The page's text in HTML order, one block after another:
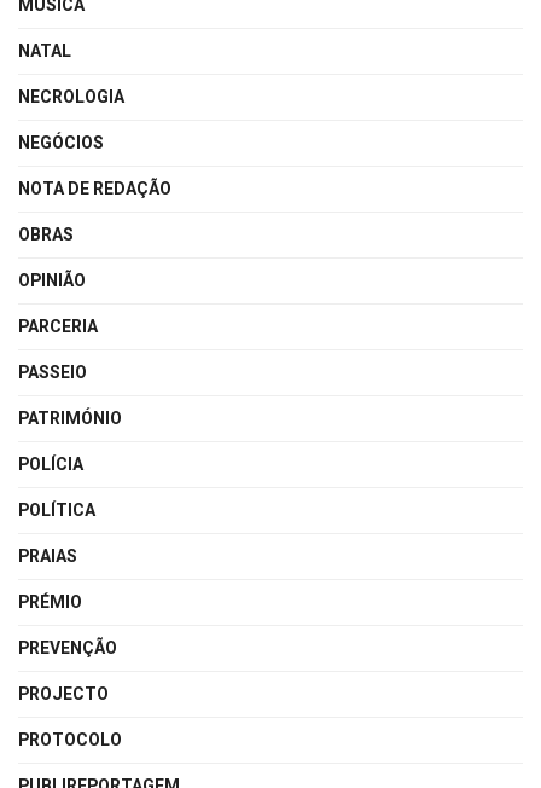
MÚSICA
NATAL
NECROLOGIA
NEGÓCIOS
NOTA DE REDAÇÃO
OBRAS
OPINIÃO
PARCERIA
PASSEIO
PATRIMÓNIO
POLÍCIA
POLÍTICA
PRAIAS
PRÉMIO
PREVENÇÃO
PROJECTO
PROTOCOLO